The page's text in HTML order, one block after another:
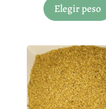
Elegir peso